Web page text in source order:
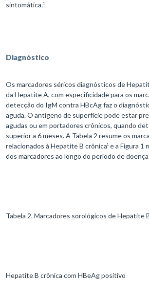
sintomática.¹
Diagnóstico
Os marcadores séricos diagnósticos de
da Hepatite A, com especificidade para os
detecção do IgM contra HBcAg faz o
aguda. O antígeno de superfície pode estar
agudas ou em portadores crônicos, quando
superior a 6 meses. A Tabela 2 resume os
relacionados à Hepatite B crônica¹ e a Figura 1
dos marcadores ao longo do período de
Tabela 2. Marcadores sorológicos de Hepatite
Hepatite B crônica com HBeAg positivo